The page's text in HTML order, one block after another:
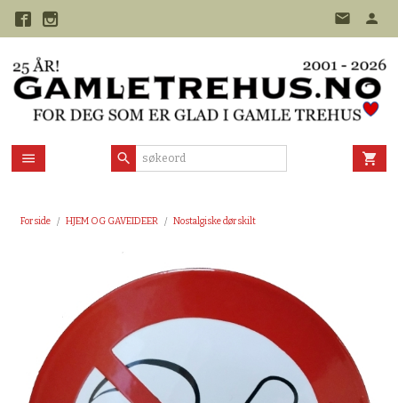
Forside HJEM OG GAVEIDEER Nostalgiske dørskilt